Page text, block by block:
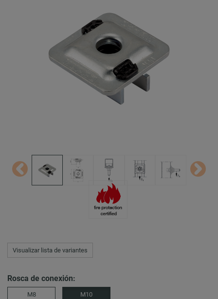
Visualizar lista de variantes
Rosca de conexión:
M8 M10